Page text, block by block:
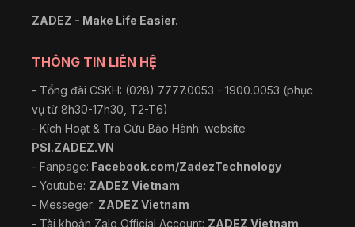
ZADEZ - Make Life Easier.
THÔNG TIN LIÊN HỆ
- Tổng đài CSKH: (028) 7777.0053 - 1900.0053 (phục
vụ từ 8h30-17h30, T2-T6)
- Kích Hoạt & Tra Cứu Bảo Hành: website
PSI.ZADEZ.VN
- Fanpage: Facebook.com/ZadezTechnology
- Youtube: ZADEZ Vietnam
- Messeger: ZADEZ Vietnam
- Tài khoản Zalo Official Account: ZADEZ Vietnam